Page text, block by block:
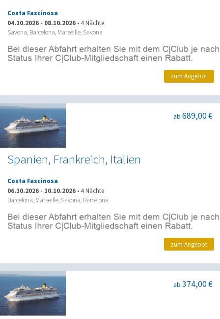
Costa Fascinosa
04.10.2026 - 08.10.2026 •4 Nächte
Savona, Barcelona, Marseille, Savona
zum Angebot
Spanien, Frankreich, Italien
ab 689,00 €
Costa Fascinosa
06.10.2026 - 10.10.2026 •4 Nächte
Barcelona, Marseille, Savona, Barcelona
zum Angebot
ab 374,00 €